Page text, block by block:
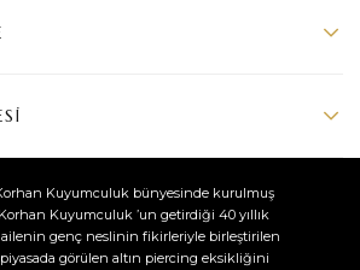
Kuyumculuk bünyesinde kurulmuş
Korhan Kuyumculuk ’un getirdiği 40 yıllık
genç neslinin fikirleriyle birleştirilen
görülen altın piercing eksikliğini